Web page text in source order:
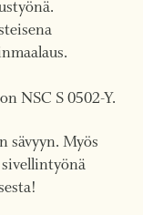
NSC S 0502-Y.
sävyyn. Myös
sivellintyönä